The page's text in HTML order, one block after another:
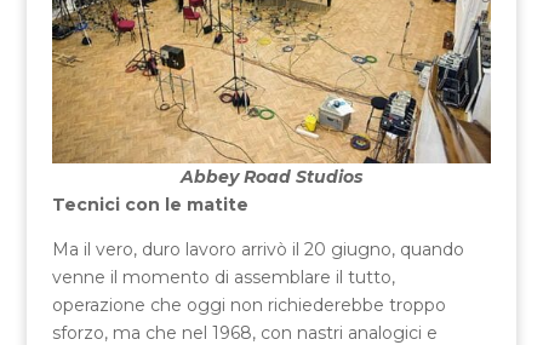
Abbey Road Studios
Tecnici con le matite
Ma il vero, duro lavoro arrivò il 20 giugno, quando
venne il momento di assemblare il tutto,
operazione che oggi non richiederebbe troppo
sforzo, ma che nel 1968, con nastri analogici e